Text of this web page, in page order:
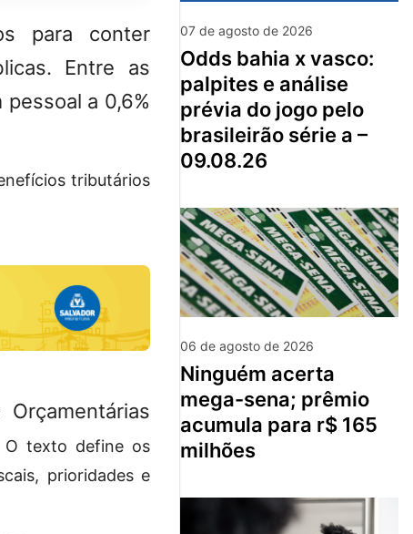
para conter
Entre as
a 0,6%
tributários
O texto define os
prioridades e
07 de agosto de 2026
odds bahia x vasco:
palpites e análise
prévia do jogo pelo
brasileirão série a –
09.08.26
06 de agosto de 2026
ninguém acerta
mega-sena; prêmio
acumula para r$ 165
milhões